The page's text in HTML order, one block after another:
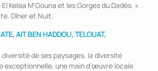
Kelaa M'Gouna et les Gorges du Dadès. ».
Dîner et Nuit.
AIT BEN HADDOU, TELOUAT,
de ses paysages, la diversité
exceptionnelle, une main d’œuvre locale